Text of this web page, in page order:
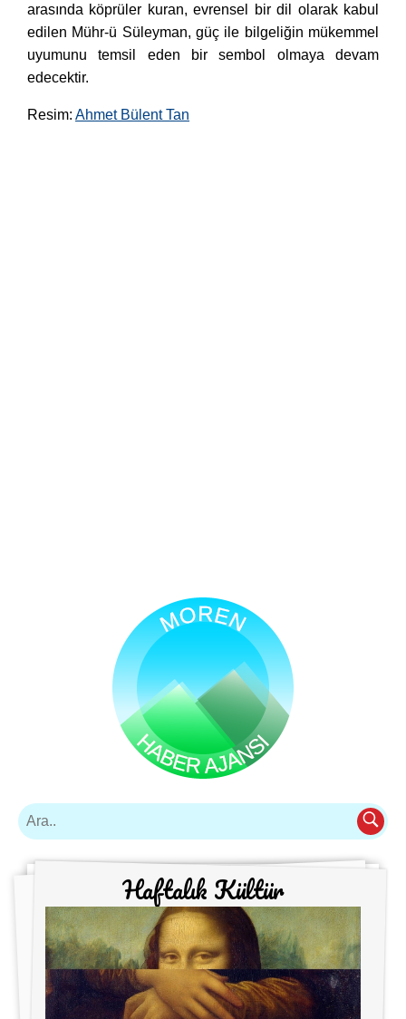
arasında köprüler kuran, evrensel bir dil olarak kabul
edilen Mühr-ü Süleyman, güç ile bilgeliğin mükemmel
uyumunu temsil eden bir sembol olmaya devam
edecektir.
Resim: Ahmet Bülent Tan
Haftalık Kültür